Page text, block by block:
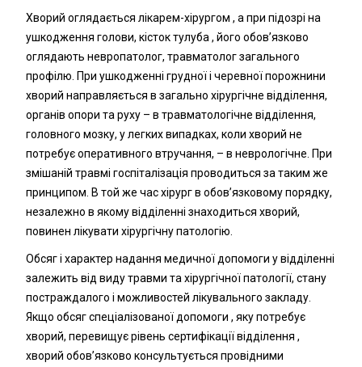
Хворий оглядається лікарем-хірургом , а при підозрі на
ушкодження голови, кісток тулуба , його обов’язково
оглядають невропатолог, травматолог загального
профілю. При ушкодженні грудної і черевної порожнини
хворий направляється в загально хірургічне відділення,
органів опори та руху – в травматологічне відділення,
головного мозку, у легких випадках, коли хворий не
потребує оперативного втручання, – в неврологічне. При
змішаній травмі госпіталізація проводиться за таким же
принципом. В той же час хірург в обов’язковому порядку,
незалежно в якому відділенні знаходиться хворий,
повинен лікувати хірургічну патологію.
Обсяг і характер надання медичної допомоги у відділенні
залежить від виду травми та хірургічної патології, стану
постраждалого і можливостей лікувального закладу.
Якщо обсяг спеціалізованої допомоги , яку потребує
хворий, перевищує рівень сертифікації відділення ,
хворий обов’язково консультується провідними